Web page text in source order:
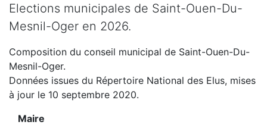
Elections municipales de Saint-Ouen-Du-
Mesnil-Oger en 2026.
Composition du conseil municipal de Saint-Ouen-Du-
Mesnil-Oger.
Données issues du Répertoire National des Elus, mises
à jour le 10 septembre 2020.
Maire